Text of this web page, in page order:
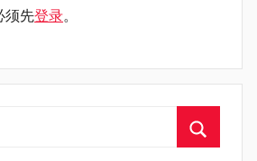
须先登录。